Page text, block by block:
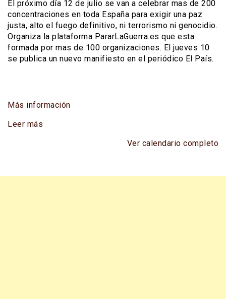
del
Genocidio
en
Gaza
-
12
El próximo día 12 de julio se van a celebrar mas de 200
concentraciones en toda España para exigir una paz
justa, alto el fuego definitivo, ni terrorismo ni genocidio.
Organiza la plataforma PararLaGuerra.es que esta
formada por mas de 100 organizaciones. El jueves 10
se publica un nuevo manifiesto en el periódico El País.
Más información
Leer más
Ver calendario completo